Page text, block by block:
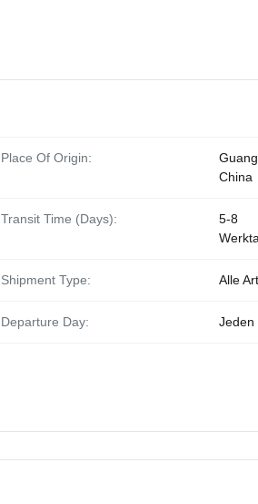
Place Of Origin:
China
Transit Time (Days):
5-8
Shipment Type: Alle
Departure Day: Jeden